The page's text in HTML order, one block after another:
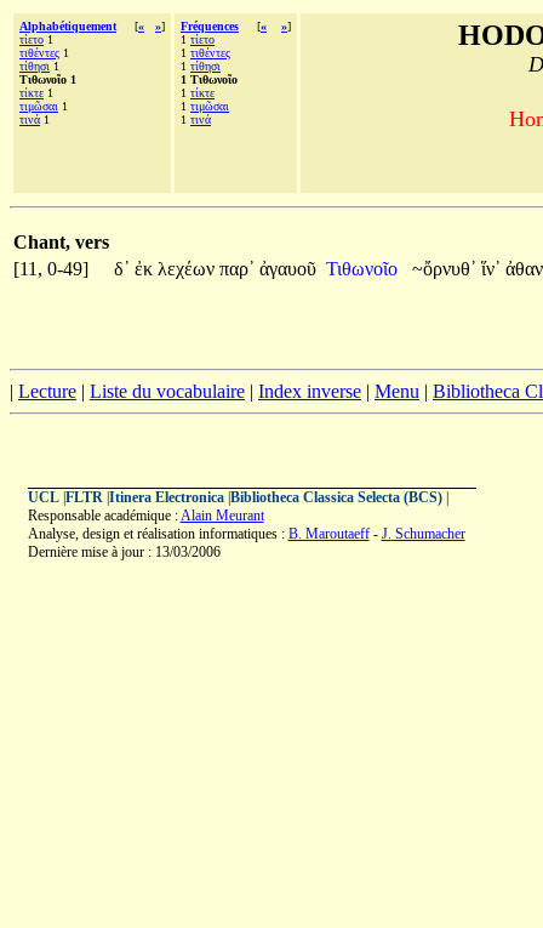
Alphabétiquement [« »]
τίετο 1
τιθέντες 1
τίθησι 1
Τιθωνοῖο 1
τίκτε 1
τιμῶσαι 1
τινά 1
Fréquences [« »]
1 τίετο
1 τιθέντες
1 τίθησι
1 Τιθωνοῖο
1 τίκτε
1 τιμῶσαι
1 τινά
Chant, vers
[11, 0-49]
δ᾽ ἐκ λεχέων παρ᾽ ἀγαυοῦ Τιθωνοῖο ~ὄρνυθ᾽ ἵν᾽
| Lecture | Liste du vocabulaire | Index inverse | Menu | Bibliotheca
UCL| FLTR| Itinera Electronica| Bibliotheca Classica Selecta (BCS)|
Responsable académique :Alain Meurant
Analyse, design et réalisation informatiques : B. Maroutaeff- J. Schumacher
Dernière mise à jour : 13/03/2006